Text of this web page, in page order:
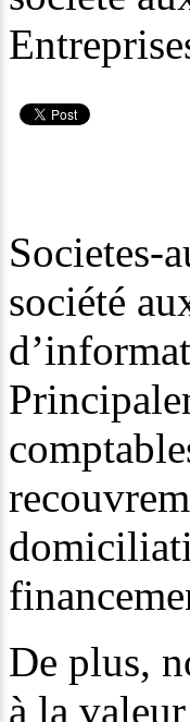
Societes-
société
De plus,
à la